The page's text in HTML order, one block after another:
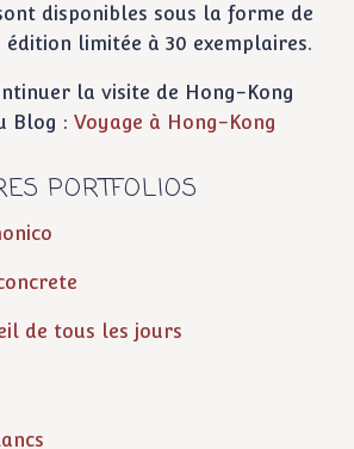
disponibles sous la forme de
édition limitée à 30 exemplaires.
la visite de Hong-Kong
Blog : Voyage à Hong-Kong
PORTFOLIOS
de tous les jours